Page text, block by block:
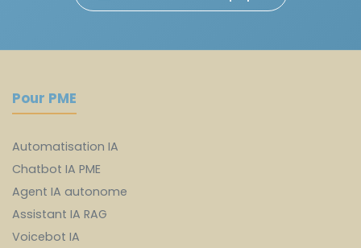
Pour PME
Automatisation IA
Chatbot IA PME
Agent IA autonome
Assistant IA RAG
Voicebot IA